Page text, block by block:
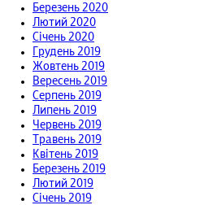
Березень 2020
Лютий 2020
Січень 2020
Грудень 2019
Жовтень 2019
Вересень 2019
Серпень 2019
Липень 2019
Червень 2019
Травень 2019
Квітень 2019
Березень 2019
Лютий 2019
Січень 2019